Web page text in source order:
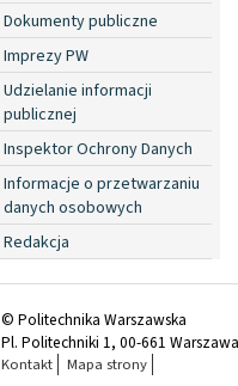
Dokumenty publiczne
Imprezy PW
Udzielanie informacji
publicznej
Inspektor Ochrony Danych
Informacje o przetwarzaniu
danych osobowych
Redakcja
© Politechnika Warszawska
Pl. Politechniki 1, 00-661
Kontakt Mapa strony